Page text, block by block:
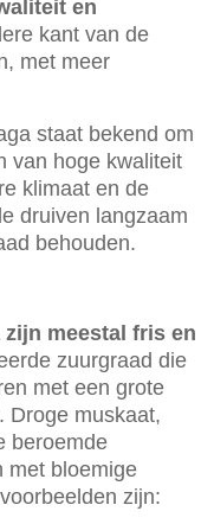
en
kant van de
met meer
staat bekend om
van hoge kwaliteit
klimaat en de
druiven langzaam
behouden.
meestal fris en
zuurgraad die
met een grote
Droge muskaat,
beroemde
met bloemige
zijn: